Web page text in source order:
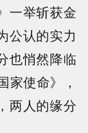
一举斩获金
公认的实力
也悄然降临
使命》，
两人的缘分